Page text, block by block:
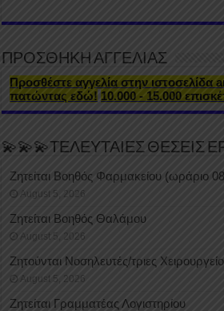
ΠΡΟΣΘΗΚΗ ΑΓΓΕΛΙΑΣ
Προσθέστε αγγελία στην ιστοσελίδα
πατώντας εδώ! 10.000 - 15.000
💫💫💫ΤΕΛΕΥΤΑΙΕΣ ΘΕΣΕΙΣ
Ζητείται Βοηθός Φαρμακείου (ωράριο
August 5, 2026
Ζητείται Βοηθός Θαλάμου
August 5, 2026
Ζητούνται Νοσηλευτές/τριες
August 5, 2026
Ζητείται Γραμματέας Λογιστηρίου